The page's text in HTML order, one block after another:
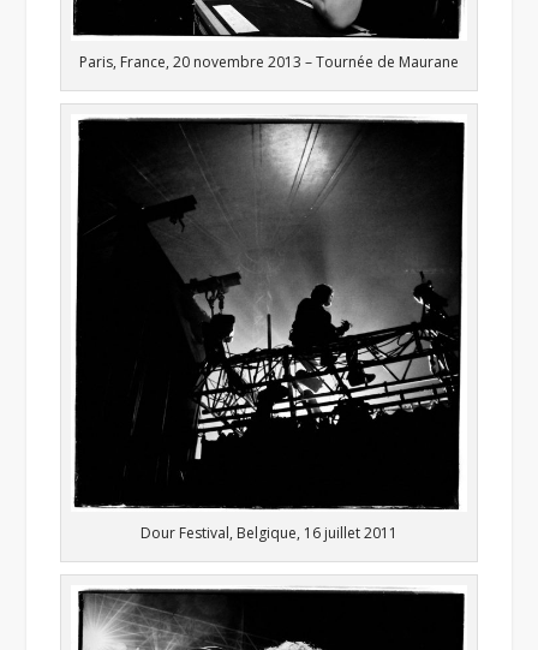
Paris, France, 20 novembre 2013 – Tournée de Maurane
Dour Festival, Belgique, 16 juillet 2011